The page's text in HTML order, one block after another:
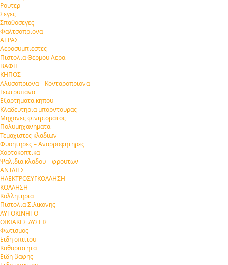
Ρουτερ
Σεγες
Σπαθοσεγες
Φαλτσοπριονα
ΑΕΡΑΣ
Αεροσυμπιεστες
Πιστολια Θερμου Αερα
ΒΑΦΗ
ΚΗΠΟΣ
Αλυσοπριονα – Κονταροπριονα
Γεωτρυπανα
Εξαρτηματα κηπου
Κλαδευτηρια μπορντουρας
Μηχανες φινιρισματος
Πολυμηχανηματα
Τεμαχιστες κλαδιων
Φυσητηρες – Αναρροφητηρες
Χορτοκοπτικα
Ψαλιδια κλαδου – φρουτων
ΑΝΤΛΙΕΣ
ΗΛΕΚΤΡΟΣΥΓΚΟΛΛΗΣΗ
ΚΟΛΛΗΣΗ
Κολλητηρια
Πιστολια Σιλικονης
ΑΥΤΟΚΙΝΗΤΟ
ΟΙΚΙΑΚΕΣ ΛΥΣΕΙΣ
Φωτισμος
Ειδη σπιτιου
Καθαριοτητα
Ειδη βαφης